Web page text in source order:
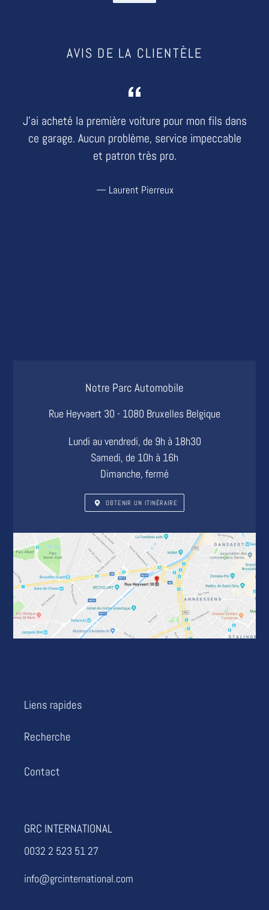
AVIS DE LA CLIENTÈLE
J’ai acheté la première voiture pour mon fils dans
ce garage. Aucun problème, service impeccable
et patron très pro.
Laurent Pierreux
EMPLACEMENT
Notre Parc Automobile
Rue Heyvaert 30 - 1080 Bruxelles Belgique
Lundi au vendredi, de 9h à 18h30
Samedi, de 10h à 16h
Dimanche, fermé
OBTENIR UN ITINÉRAIRE
Liens rapides
Recherche
Contact
GRC INTERNATIONAL
0032 2 523 51 27
info@grcinternational.com